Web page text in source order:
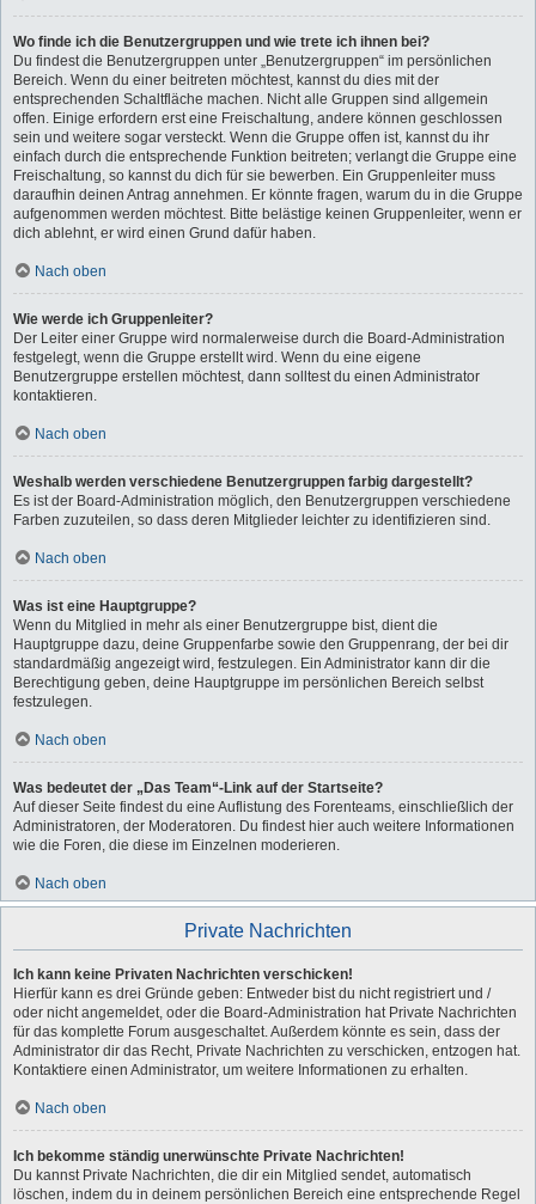
Wo finde ich die Benutzergruppen und wie trete ich ihnen bei?
Du findest die Benutzergruppen unter „Benutzergruppen“ im persönlichen
Bereich. Wenn du einer beitreten möchtest, kannst du dies mit der
entsprechenden Schaltfläche machen. Nicht alle Gruppen sind allgemein
offen. Einige erfordern erst eine Freischaltung, andere können geschlossen
sein und weitere sogar versteckt. Wenn die Gruppe offen ist, kannst du ihr
einfach durch die entsprechende Funktion beitreten; verlangt die Gruppe eine
Freischaltung, so kannst du dich für sie bewerben. Ein Gruppenleiter muss
daraufhin deinen Antrag annehmen. Er könnte fragen, warum du in die Gruppe
aufgenommen werden möchtest. Bitte belästige keinen Gruppenleiter, wenn er
dich ablehnt, er wird einen Grund dafür haben.
Nach oben
Wie werde ich Gruppenleiter?
Der Leiter einer Gruppe wird normalerweise durch die Board-Administration
festgelegt, wenn die Gruppe erstellt wird. Wenn du eine eigene
Benutzergruppe erstellen möchtest, dann solltest du einen Administrator
kontaktieren.
Nach oben
Weshalb werden verschiedene Benutzergruppen farbig dargestellt?
Es ist der Board-Administration möglich, den Benutzergruppen verschiedene
Farben zuzuteilen, so dass deren Mitglieder leichter zu identifizieren sind.
Nach oben
Was ist eine Hauptgruppe?
Wenn du Mitglied in mehr als einer Benutzergruppe bist, dient die
Hauptgruppe dazu, deine Gruppenfarbe sowie den Gruppenrang, der bei dir
standardmäßig angezeigt wird, festzulegen. Ein Administrator kann dir die
Berechtigung geben, deine Hauptgruppe im persönlichen Bereich selbst
festzulegen.
Nach oben
Was bedeutet der „Das Team“-Link auf der Startseite?
Auf dieser Seite findest du eine Auflistung des Forenteams, einschließlich der
Administratoren, der Moderatoren. Du findest hier auch weitere Informationen
wie die Foren, die diese im Einzelnen moderieren.
Nach oben
Private Nachrichten
Ich kann keine Privaten Nachrichten verschicken!
Hierfür kann es drei Gründe geben: Entweder bist du nicht registriert und /
oder nicht angemeldet, oder die Board-Administration hat Private Nachrichten
für das komplette Forum ausgeschaltet. Außerdem könnte es sein, dass der
Administrator dir das Recht, Private Nachrichten zu verschicken, entzogen hat.
Kontaktiere einen Administrator, um weitere Informationen zu erhalten.
Nach oben
Ich bekomme ständig unerwünschte Private Nachrichten!
Du kannst Private Nachrichten, die dir ein Mitglied sendet, automatisch
löschen, indem du in deinem persönlichen Bereich eine entsprechende Regel